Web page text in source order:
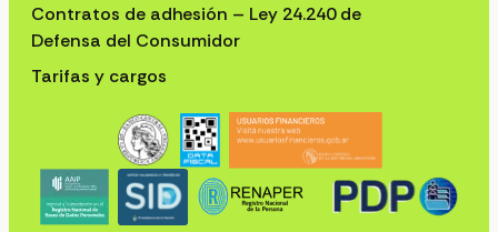
Contratos de adhesión – Ley 24.240 de
Defensa del Consumidor
Tarifas y cargos
Usuarios Financieros